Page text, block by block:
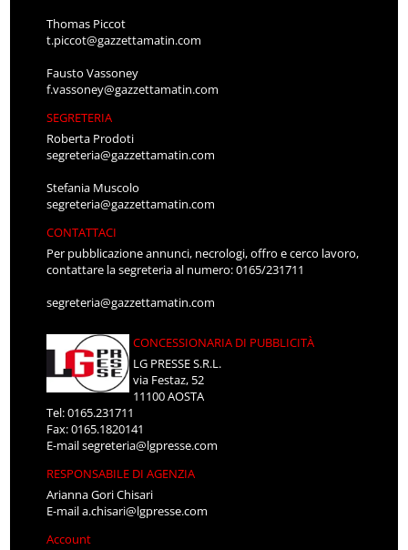
Thomas Piccot
t.piccot@gazzettamatin.com
Fausto Vassoney
f.vassoney@gazzettamatin.com
SEGRETERIA
Roberta Prodoti
segreteria@gazzettamatin.com
Stefania Muscolo
segreteria@gazzettamatin.com
CONTATTACI
Per pubblicazione annunci, necrologi, offro e cerco lavoro,
contattare la segreteria al numero: 0165/231711
segreteria@gazzettamatin.com
CONCESSIONARIA DI PUBBLICITÀ
LG PRESSE S.R.L.
via Festaz, 52
11100 AOSTA
Tel: 0165.231711
Fax: 0165.1820141
E-mailsegreteria@lgpresse.com
RESPONSABILE DI AGENZIA
Arianna Gori Chisari
E-maila.chisari@lgpresse.com
Account